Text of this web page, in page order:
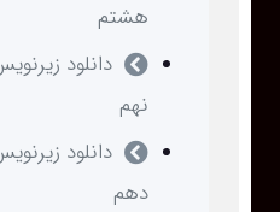
هشتم
دانلود
نهم
دانلود
دهم